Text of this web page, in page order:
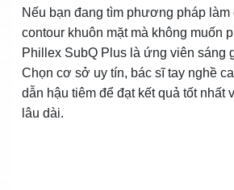
Nếu bạn đang tìm phương pháp làm
contour khuôn mặt mà không muốn
Phillex SubQ Plus là ứng viên sáng
Chọn cơ sở uy tín, bác sĩ tay nghề
dẫn hậu tiêm để đạt kết quả tốt nhất
lâu dài.